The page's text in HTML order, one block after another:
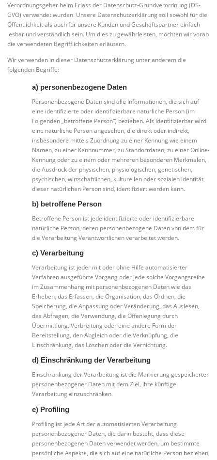
Verordnungsgeber beim Erlass der Datenschutz-Grundverordnung (DS-
GVO) verwendet wurden. Unsere Datenschutzerklärung soll sowohl für die
Öffentlichkeit als auch für unsere Kunden und Geschäftspartner einfach
lesbar und verständlich sein. Um dies zu gewährleisten, möchten wir vorab
die verwendeten Begrifflichkeiten erläutern.
Wir verwenden in dieser Datenschutzerklärung unter anderem die
folgenden Begriffe:
a) personenbezogene Daten
Personenbezogene Daten sind alle Informationen, die sich auf
eine identifizierte oder identifizierbare natürliche Person (im
Folgenden „betroffene Person“) beziehen. Als identifizierbar wird
eine natürliche Person angesehen, die direkt oder indirekt,
insbesondere mittels Zuordnung zu einer Kennung wie einem
Namen, zu einer Kennnummer, zu Standortdaten, zu einer Online-
Kennung oder zu einem oder mehreren besonderen Merkmalen,
die Ausdruck der physischen, physiologischen, genetischen,
psychischen, wirtschaftlichen, kulturellen oder sozialen Identität
dieser natürlichen Person sind, identifiziert werden kann.
b) betroffene Person
Betroffene Person ist jede identifizierte oder identifizierbare
natürliche Person, deren personenbezogene Daten von dem für
die Verarbeitung Verantwortlichen verarbeitet werden.
c) Verarbeitung
Verarbeitung ist jeder mit oder ohne Hilfe automatisierter
Verfahren ausgeführte Vorgang oder jede solche Vorgangsreihe
im Zusammenhang mit personenbezogenen Daten wie das
Erheben, das Erfassen, die Organisation, das Ordnen, die
Speicherung, die Anpassung oder Veränderung, das Auslesen,
das Abfragen, die Verwendung, die Offenlegung durch
Übermittlung, Verbreitung oder eine andere Form der
Bereitstellung, den Abgleich oder die Verknüpfung, die
Einschränkung, das Löschen oder die Vernichtung.
d) Einschränkung der Verarbeitung
Einschränkung der Verarbeitung ist die Markierung gespeicherter
personenbezogener Daten mit dem Ziel, ihre künftige
Verarbeitung einzuschränken.
e) Profiling
Profiling ist jede Art der automatisierten Verarbeitung
personenbezogener Daten, die darin besteht, dass diese
personenbezogenen Daten verwendet werden, um bestimmte
persönliche Aspekte, die sich auf eine natürliche Person beziehen,